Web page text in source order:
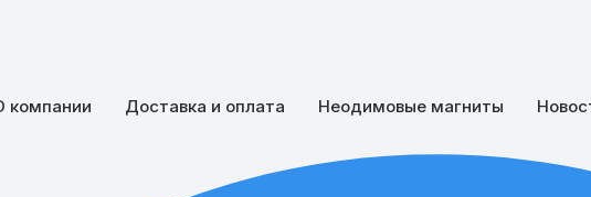
компании Доставка и оплата Неодимовые магниты